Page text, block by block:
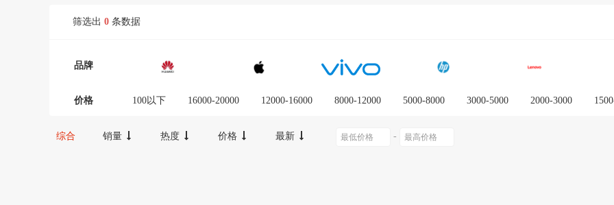
筛选出 0 条数据
品牌
价格 100以下 16000-20000 12000-16000 8000-12000 5000-8000 3000-5000 2000-3000
综合 销量 热度 价格 最新 -